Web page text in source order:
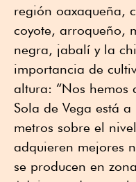
región oaxaqueña,
coyote, arroqueño,
negra, jabalí y la
importancia de
altura: “Nos hemos
Sola de Vega está
metros sobre el
adquieren mejores
se producen en